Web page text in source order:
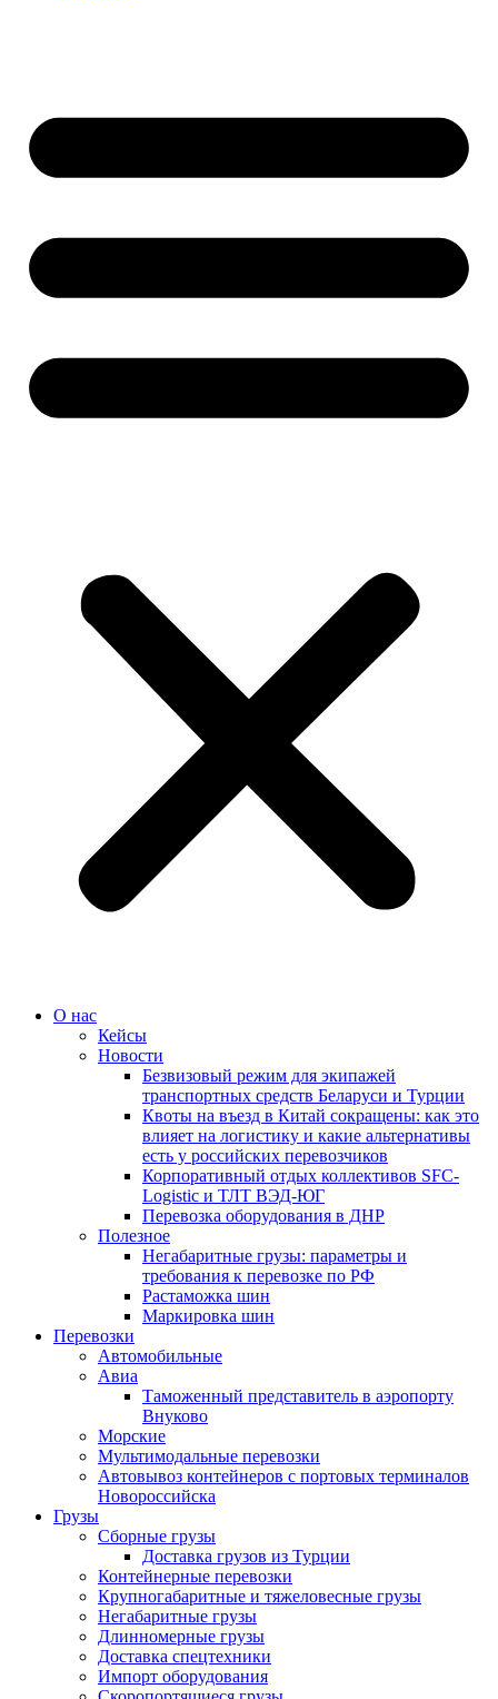
О нас
Кейсы
Новости
Безвизовый режим для экипажей
транспортных средств Беларуси и Турции
Квоты на въезд в Китай сокращены: как это
влияет на логистику и какие альтернативы
есть у российских перевозчиков
Корпоративный отдых коллективов SFC-
Logistic и ТЛТ ВЭД-ЮГ
Перевозка оборудования в ДНР
Полезное
Негабаритные грузы: параметры и
требования к перевозке по РФ
Растаможка шин
Маркировка шин
Перевозки
Автомобильные
Авиа
Таможенный представитель в аэропорту
Внуково
Морские
Мультимодальные перевозки
Автовывоз контейнеров с портовых терминалов
Новороссийска
Грузы
Сборные грузы
Доставка грузов из Турции
Контейнерные перевозки
Крупногабаритные и тяжеловесные грузы
Негабаритные грузы
Длинномерные грузы
Доставка спецтехники
Импорт оборудования